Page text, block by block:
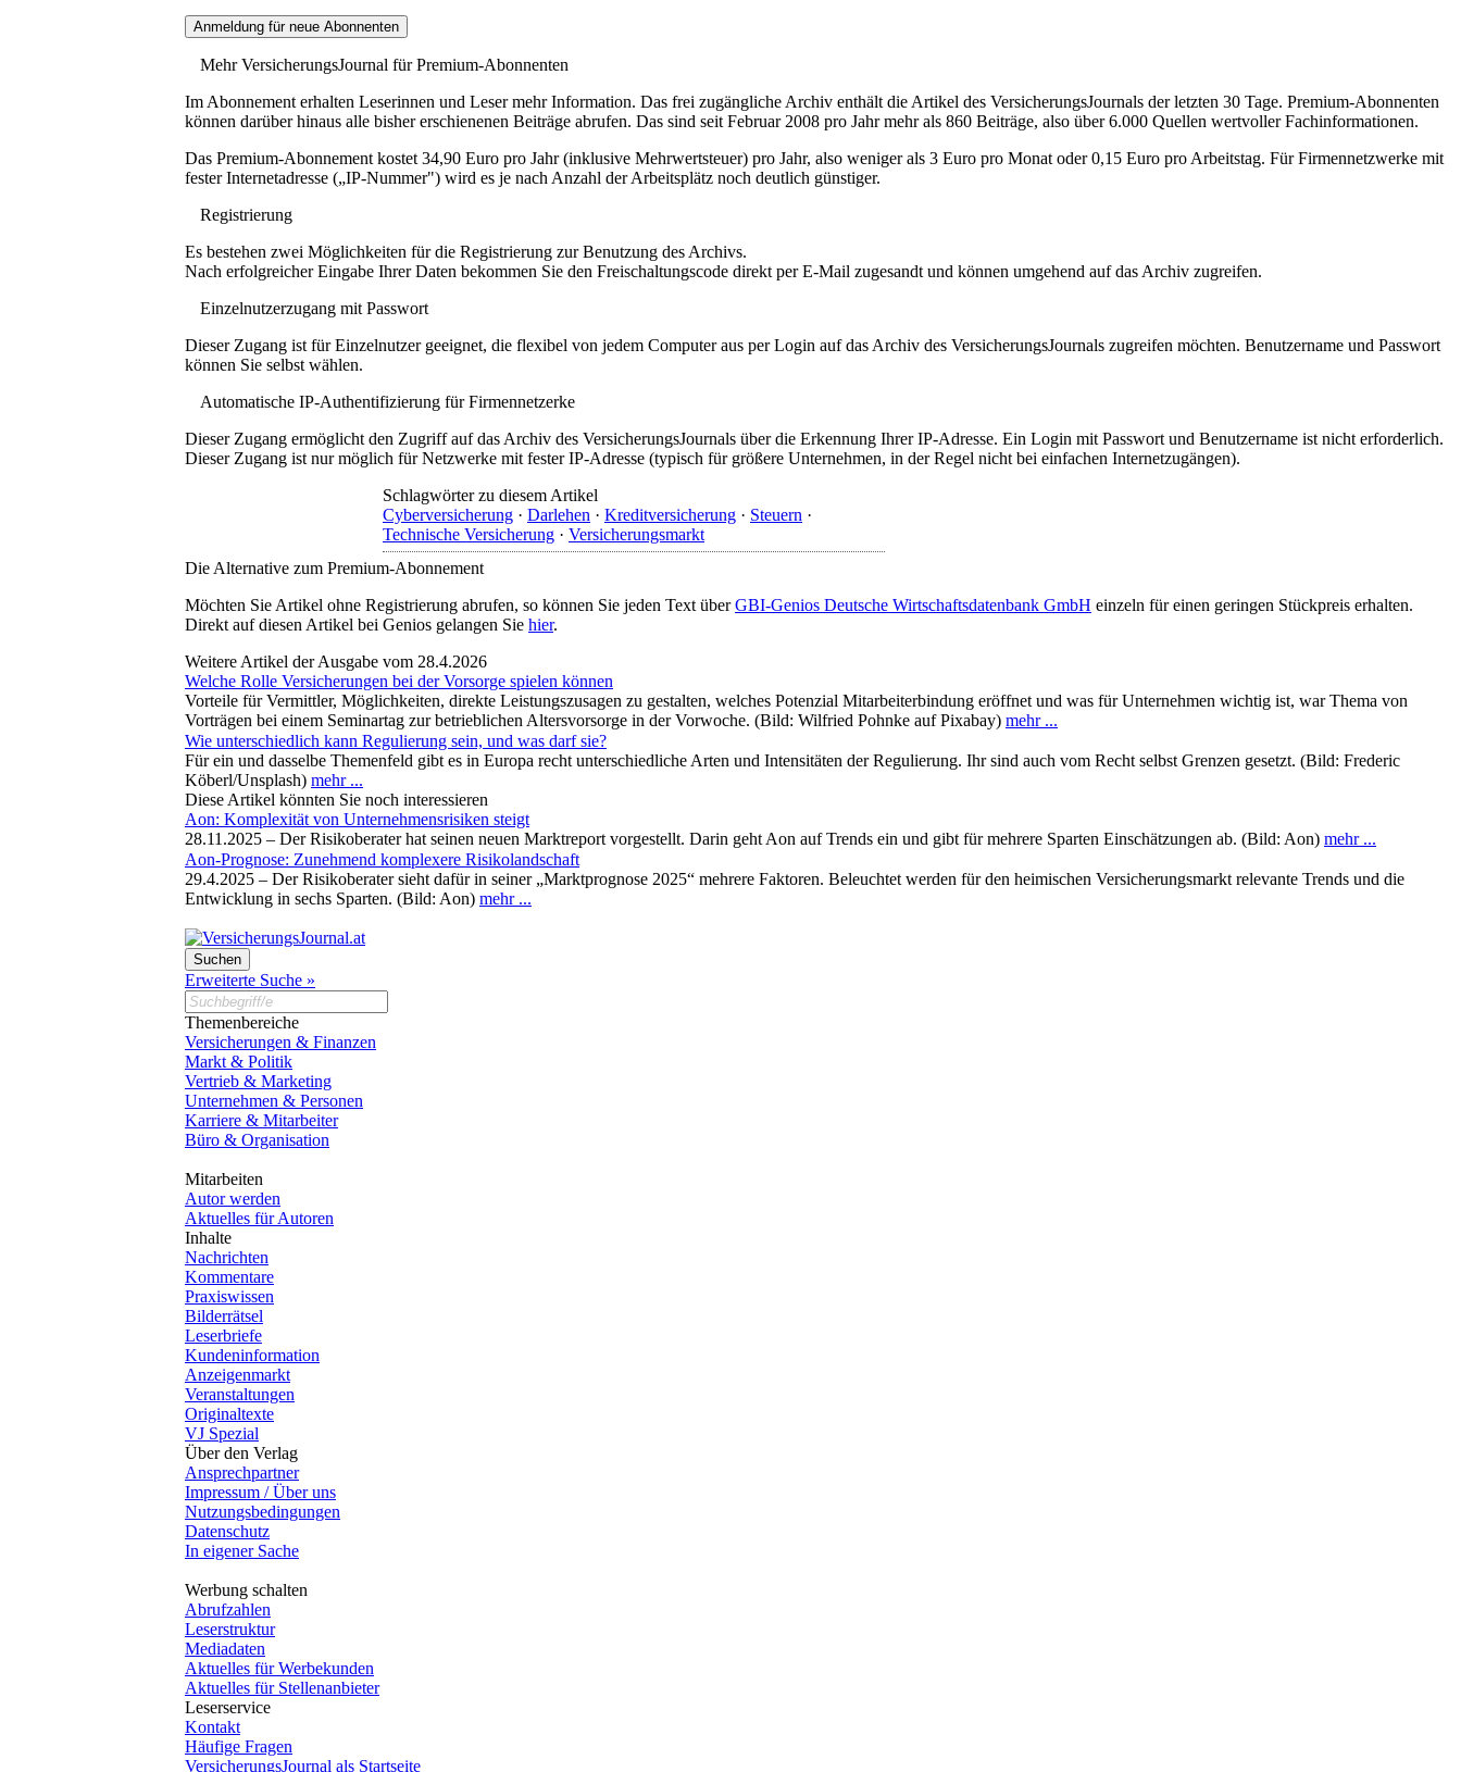
Mehr VersicherungsJournal für Premium-Abonnenten
Im Abonnement erhalten Leserinnen und Leser mehr Information. Das frei zugängliche Archiv enthält die Artikel des VersicherungsJournals der letzten 30 Tage. Premium-Abonnenten
können darüber hinaus alle bisher erschienenen Beiträge abrufen. Das sind seit Februar 2008 pro Jahr mehr als 860 Beiträge, also über 6.000 Quellen wertvoller Fachinformationen.
Das Premium-Abonnement kostet 34,90 Euro pro Jahr (inklusive Mehrwertsteuer) pro Jahr, also weniger als 3 Euro pro Monat oder 0,15 Euro pro Arbeitstag. Für Firmennetzwerke mit
fester Internetadresse („IP-Nummer") wird es je nach Anzahl der Arbeitsplätz noch deutlich günstiger.
Registrierung
Es bestehen zwei Möglichkeiten für die Registrierung zur Benutzung des Archivs.
Nach erfolgreicher Eingabe Ihrer Daten bekommen Sie den Freischaltungscode direkt per E-Mail zugesandt und können umgehend auf das Archiv zugreifen.
Einzelnutzerzugang mit Passwort
Dieser Zugang ist für Einzelnutzer geeignet, die flexibel von jedem Computer aus per Login auf das Archiv des VersicherungsJournals zugreifen möchten. Benutzername und Passwort
können Sie selbst wählen.
Automatische IP-Authentifizierung für Firmennetzerke
Dieser Zugang ermöglicht den Zugriff auf das Archiv des VersicherungsJournals über die Erkennung Ihrer IP-Adresse. Ein Login mit Passwort und Benutzername ist nicht erforderlich.
Dieser Zugang ist nur möglich für Netzwerke mit fester IP-Adresse (typisch für größere Unternehmen, in der Regel nicht bei einfachen Internetzugängen).
Schlagwörter zu diesem Artikel
Cyberversicherung · Darlehen · Kreditversicherung · Steuern ·
Technische Versicherung · Versicherungsmarkt
Die Alternative zum Premium-Abonnement
Möchten Sie Artikel ohne Registrierung abrufen, so können Sie jeden Text überGBI-Genios Deutsche Wirtschaftsdatenbank GmbH einzeln für einen geringen Stückpreis erhalten.
Direkt auf diesen Artikel bei Genios gelangen Sie hier.
Weitere Artikel der Ausgabe vom 28.4.2026
Welche Rolle Versicherungen bei der Vorsorge spielen können
Vorteile für Vermittler, Möglichkeiten, direkte Leistungszusagen zu gestalten, welches Potenzial Mitarbeiterbindung eröffnet und was für Unternehmen wichtig ist, war Thema von
Vorträgen bei einem Seminartag zur betrieblichen Altersvorsorge in der Vorwoche. (Bild: Wilfried Pohnke auf Pixabay) mehr ...
Wie unterschiedlich kann Regulierung sein, und was darf sie?
Für ein und dasselbe Themenfeld gibt es in Europa recht unterschiedliche Arten und Intensitäten der Regulierung. Ihr sind auch vom Recht selbst Grenzen gesetzt. (Bild: Frederic
Köberl/Unsplash) mehr ...
Diese Artikel könnten Sie noch interessieren
Aon: Komplexität von Unternehmensrisiken steigt
28.11.2025 – Der Risikoberater hat seinen neuen Marktreport vorgestellt. Darin geht Aon auf Trends ein und gibt für mehrere Sparten Einschätzungen ab. (Bild: Aon) mehr ...
Aon-Prognose: Zunehmend komplexere Risikolandschaft
29.4.2025 – Der Risikoberater sieht dafür in seiner „Marktprognose 2025“ mehrere Faktoren. Beleuchtet werden für den heimischen Versicherungsmarkt relevante Trends und die
Entwicklung in sechs Sparten. (Bild: Aon) mehr ...
Erweiterte Suche »
Themenbereiche
Versicherungen & Finanzen
Markt & Politik
Vertrieb & Marketing
Unternehmen & Personen
Karriere & Mitarbeiter
Büro & Organisation
Mitarbeiten
Autor werden
Aktuelles für Autoren
Inhalte
Nachrichten
Kommentare
Praxiswissen
Bilderrätsel
Leserbriefe
Kundeninformation
Anzeigenmarkt
Veranstaltungen
Originaltexte
VJ Spezial
Über den Verlag
Ansprechpartner
Impressum / Über uns
Nutzungsbedingungen
Datenschutz
In eigener Sache
Werbung schalten
Abrufzahlen
Leserstruktur
Mediadaten
Aktuelles für Werbekunden
Aktuelles für Stellenanbieter
Leserservice
Kontakt
Häufige Fragen
VersicherungsJournal als Startseite